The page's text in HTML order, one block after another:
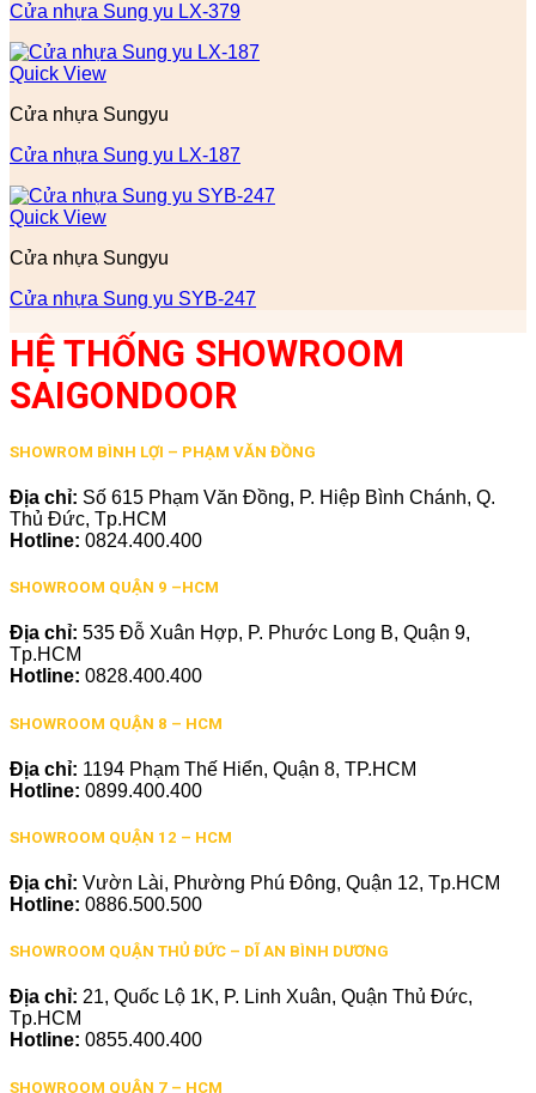
Cửa nhựa Sung yu LX-379
Quick View
Cửa nhựa Sungyu
Cửa nhựa Sung yu LX-187
Quick View
Cửa nhựa Sungyu
Cửa nhựa Sung yu SYB-247
HỆ THỐNG SHOWROOM
SAIGONDOOR
SHOWROM BÌNH LỢI – PHẠM VĂN ĐỒNG
Địa chỉ: Số 615 Phạm Văn Đồng, P. Hiệp Bình Chánh, Q.
Thủ Đức, Tp.HCM
Hotline: 0824.400.400
SHOWROOM QUẬN 9 –HCM
Địa chỉ: 535 Đỗ Xuân Hợp, P. Phước Long B, Quận 9,
Tp.HCM
Hotline: 0828.400.400
SHOWROOM QUẬN 8 – HCM
Địa chỉ: 1194 Phạm Thế Hiển, Quận 8, TP.HCM
Hotline: 0899.400.400
SHOWROOM QUẬN 12 – HCM
Địa chỉ: Vườn Lài, Phường Phú Đông, Quận 12, Tp.HCM
Hotline: 0886.500.500
SHOWROOM QUẬN THỦ ĐỨC – DĨ AN BÌNH DƯƠNG
Địa chỉ: 21, Quốc Lộ 1K, P. Linh Xuân, Quận Thủ Đức,
Tp.HCM
Hotline: 0855.400.400
SHOWROOM QUẬN 7 – HCM